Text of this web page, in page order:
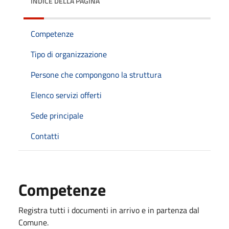
Competenze
Tipo di organizzazione
Persone che compongono la struttura
Elenco servizi offerti
Sede principale
Contatti
Competenze
Registra tutti i documenti in arrivo e in partenza dal
Comune.